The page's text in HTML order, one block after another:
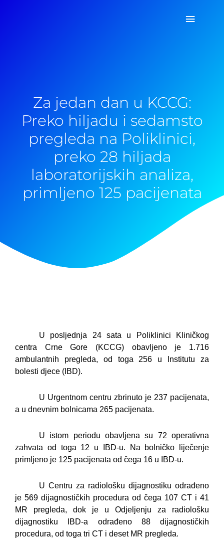
Glavni
Za jedan dan u KCCG:
Preko hiljadu i sedamsto
pregleda na Poliklinici,
preko 28 hiljada
laboratorijskih analiza,
primljeno 125 pacijenata
U posljednja 24 sata u Poliklinici Kliničkog
centra Crne Gore (KCCG) obavljeno je 1.716
ambulantnih pregleda, od toga 256 u Institutu za
bolesti djece (IBD).
U Urgentnom centru zbrinuto je 237 pacijenata,
a u dnevnim bolnicama 265 pacijenata.
U istom periodu obavljena su 72 operativna
zahvata od toga 12 u IBD-u. Na bolničko liječenje
primljeno je 125 pacijenata od čega 16 u IBD-u.
U Centru za radiološku dijagnostiku odrađeno
je 569 dijagnostičkih procedura od čega 107 CT i 41
MR pregleda, dok je u Odjeljenju za radiološku
dijagnostiku IBD-a odrađeno 88 dijagnostičkih
procedura, od toga tri CT i deset MR pregleda.